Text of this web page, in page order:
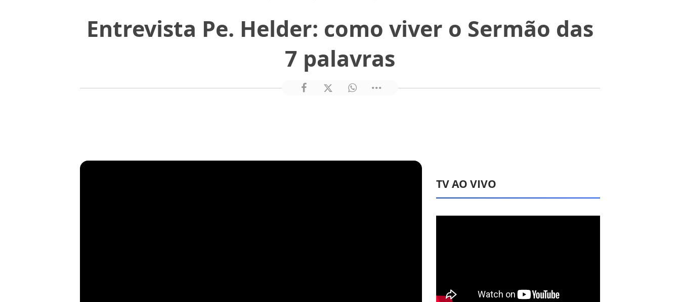
Entrevista Pe. Helder: como viver o Sermão das
7 palavras
TV AO VIVO